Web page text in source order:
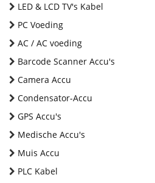
LED & LCD TV's Kabel
PC Voeding
AC / AC voeding
Barcode Scanner Accu's
Camera Accu
Condensator-Accu
GPS Accu's
Medische Accu's
Muis Accu
PLC Kabel